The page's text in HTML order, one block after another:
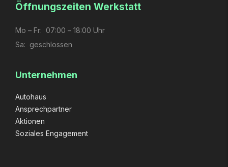
Öffnungs­zeiten Werkstatt
Mo – Fr: 07:00 – 18:00 Uhr
Sa: geschlossen
Unternehmen
Autohaus
Ansprechpartner
Aktionen
Soziales Engagement